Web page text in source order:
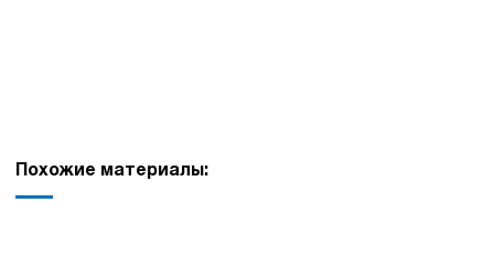
Похожие материалы: